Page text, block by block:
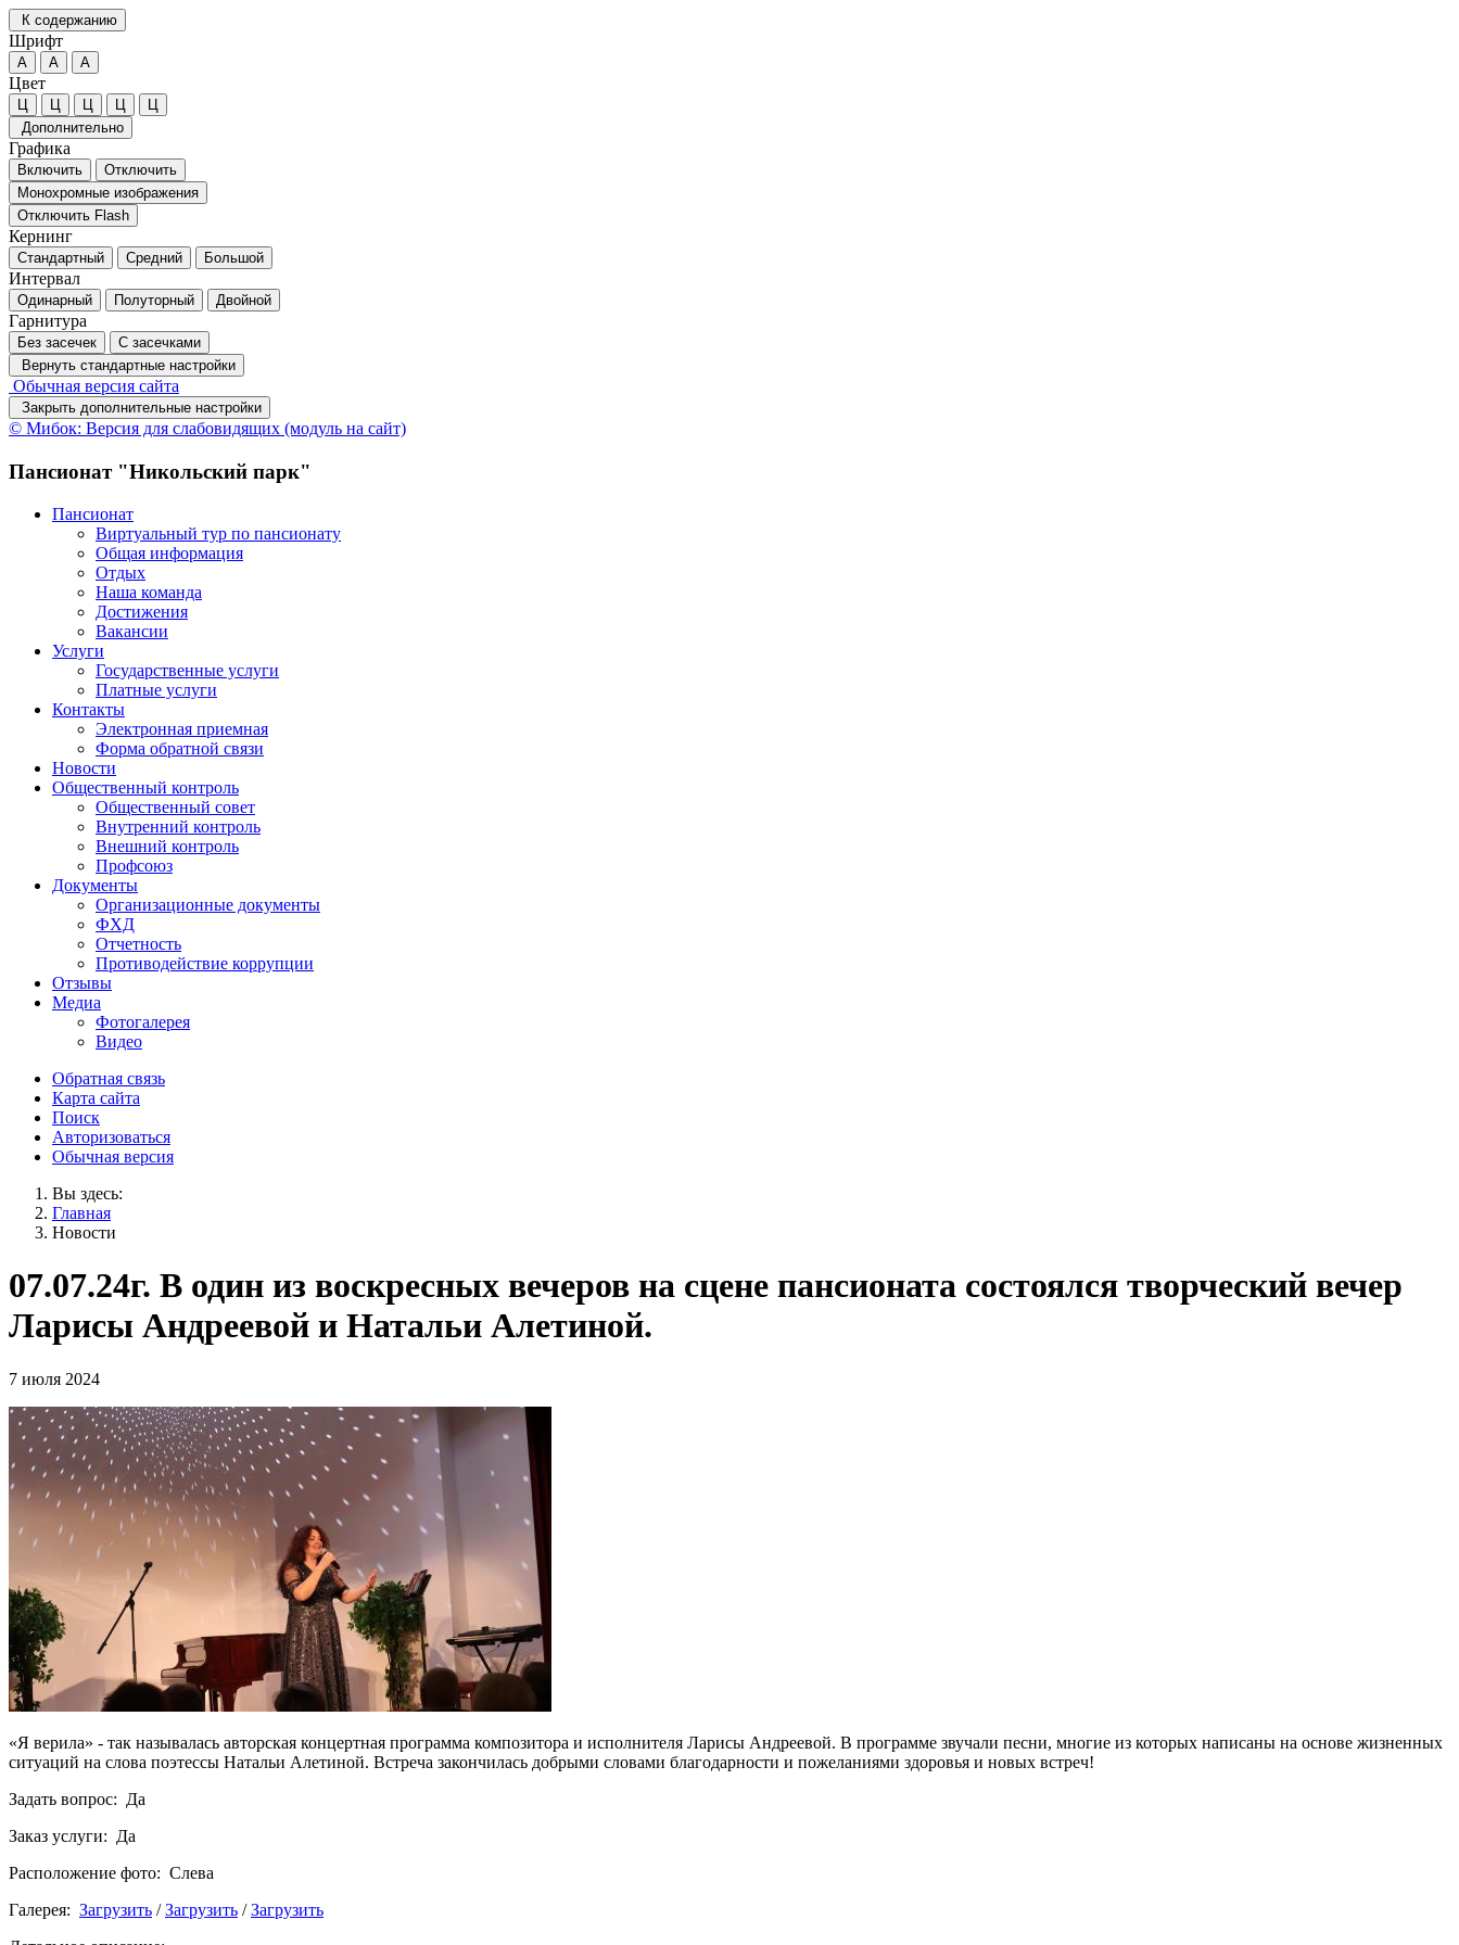
К содержанию
Шрифт
А А А
Цвет
Ц Ц Ц Ц
Ц
Дополнительно
Графика
Включить
Отключить
Монохромные изображения
Отключить Flash
Кернинг
Стандартный Средний Большой
Интервал
Одинарный Полуторный Двойной
Гарнитура
Без засечек
С засечками
Вернуть стандартные настройки
Обычная версия сайта
Закрыть дополнительные настройки
© Мибок: Версия для слабовидящих (модуль на сайт)
Пансионат "Никольский парк"
Пансионат
Виртуальный тур по пансионату
Общая информация
Отдых
Наша команда
Достижения
Вакансии
Услуги
Государственные услуги
Платные услуги
Контакты
Электронная приемная
Форма обратной связи
Новости
Общественный контроль
Общественный совет
Внутренний контроль
Внешний контроль
Профсоюз
Документы
Организационные документы
ФХД
Отчетность
Противодействие коррупции
Отзывы
Медиа
Фотогалерея
Видео
Обратная связь
Карта сайта
Поиск
Авторизоваться
Обычная версия
Вы здесь:
Главная
Новости
07.07.24г. В один из воскресных вечеров на сцене пансионата состоялся творческий вечер
Ларисы Андреевой и Натальи Алетиной.
7 июля 2024
«Я верила» - так называлась авторская концертная программа композитора и исполнителя Ларисы Андреевой. В программе звучали песни, многие из которых написаны на основе жизненных
ситуаций на слова поэтессы Натальи Алетиной. Встреча закончилась добрыми словами благодарности и пожеланиями здоровья и новых встреч!
Задать вопрос: Да
Заказ услуги: Да
Расположение фото: Слева
Галерея: Загрузить /Загрузить /Загрузить